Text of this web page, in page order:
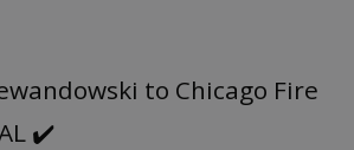
to Chicago Fire
✔️